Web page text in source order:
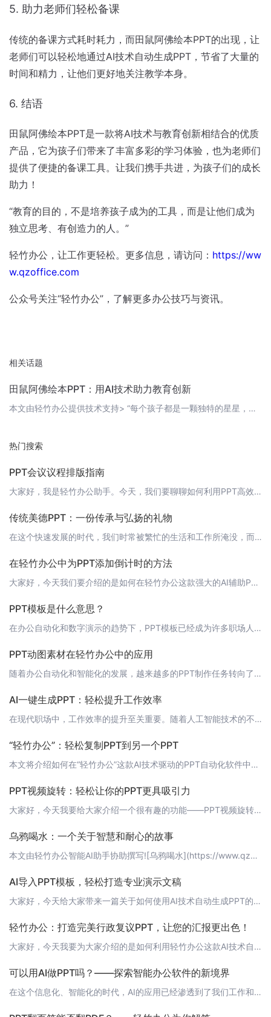
5. 助力老师们轻松备课
传统的备课方式耗时耗力，而田鼠阿佛绘本PPT的出现，让
老师们可以轻松地通过AI技术自动生成PPT，节省了大量的
时间和精力，让他们更好地关注教学本身。
6. 结语
田鼠阿佛绘本PPT是一款将AI技术与教育创新相结合的优质
产品，它为孩子们带来了丰富多彩的学习体验，也为老师们
提供了便捷的备课工具。让我们携手共进，为孩子们的成长
助力！
“教育的目的，不是培养孩子成为的工具，而是让他们成为
独立思考、有创造力的人。”
轻竹办公，让工作更轻松。更多信息，请访问： https://ww
w.qzoffice.com
公众号关注“轻竹办公”，了解更多办公技巧与资讯。
相关话题
田鼠阿佛绘本PPT：用AI技术助力教育创新
本文由轻竹办公提供技术支持> “每个孩子都是一颗独特的星星，教育就是让他们熠熠生辉。”绘本作为一种优秀的儿童读物，以其丰富的图文结合形式，深受孩子们的喜爱。今天，我们要为大家介绍一款全新的绘本PPT——田鼠阿佛绘本PPT，它将AI技术与教育创新相结合，为孩子们带来一场别开生面的视觉盛宴。 1. 田鼠阿佛绘本PPT简介田鼠阿佛绘本PPT是一款基于AI技术自动生成的绘本PPT，它以孩子们喜爱的田鼠阿佛
热门搜索
PPT会议议程排版指南
大家好，我是轻竹办公助手。今天，我们要聊聊如何利用PPT高效排版会议议程。掌握正确的议程排版技巧，不仅能提升会议的专业度，还能让参会者更容易跟上讨论节奏。接下来，我将带你一步步了解如何制作精美的会议议程PPT。 1. 设计模板首先，我们需要一个简洁明了的PPT模板。可以使用轻竹办公的AI设计助手，快速生成符合你需求的PPT模板。选择一个专业且具有清晰议程结构的模板，是提升会议效率的第一步。 2.
传统美德PPT：一份传承与弘扬的礼物
在这个快速发展的时代，我们时常被繁忙的生活和工作所淹没，而在这样的环境下，回顾并弘扬我们的传统美德显得尤为重要。今天，我想和大家分享一份特别的礼物——基于AI技术自动生成的“传统美德PPT”，让我们一起走进这个充满智慧和教益的世界。 1. 介绍“轻竹办公”是一款领先的AI办公自动化工具，能够帮助用户轻松生成各类PPT、报表等文件。今天，我们将运用轻竹办公的AI技术，为您打造一份富有创意和感染力的“
在轻竹办公中为PPT添加倒计时的方法
大家好，今天我们要介绍的是如何在轻竹办公这款强大的AI辅助PPT制作工具中添加一个简单而实用的功能——倒计时。在演讲或者会议中，倒计时功能可以帮助我们更好地控制时间，确保演讲内容在既定时间内完整呈现。 1. 打开轻竹办公首先，打开轻竹办公的客户端。如果你还没有安装，可以通过访问[轻竹办公官网](https://www.qzoffice.com)下载并安装。 2. 创建或打开PPT登录后，创建一个新
PPT模板是什么意思？
在办公自动化和数字演示的趋势下，PPT模板已经成为许多职场人士和学生的必备工具。本文将深入探讨PPT模板的定义、用途和重要性，并介绍如何使用“轻竹办公”这款AI软件来优化您的演示文稿制作流程。 什么是PPT模板？PPT模板是一种预先设计好的演示文稿框架，它包含了排版、颜色方案、字体样式、以及一些常用的设计元素（如图标、图表、图片等）。使用模板可以快速启动一个新的演示文稿，节省设计时间，保持整体风格
PPT动图素材在轻竹办公中的应用
随着办公自动化和智能化的发展，越来越多的PPT制作任务转向了AI辅助的工具。今天，我们要讲的就是一款非常出色的AI智能PPT制作工具 —— 轻竹办公。 什么是动图素材？动图素材是指那些具有动态效果的图片素材，它可以使PPT页面更加生动有趣，提高观众的兴趣和参与度。轻竹办公正是提供了大量的优质动图素材，帮助用户轻松制作出富有吸引力的PPT。 轻竹办公的优势轻竹办公利用先进的AI技术，能够自动生成PP
AI一键生成PPT：轻松提升工作效率
在现代职场中，工作效率的提升至关重要。随着人工智能技术的不断发展，许多繁琐的工作任务正逐渐被自动化工具所取代。今天，我们要为大家介绍一款能够自动生成PPT的AI工具——轻竹办公。 什么是轻竹办公？轻竹办公是一款基于人工智能技术的PPT自动化生成工具。通过简单的输入，AI将自动为您生成精美、专业的PPT，让您在短时间内完成演示文稿的制作。轻松应对各种商务、学术场合，让您的展示更加出色。 轻竹办公的优
“轻竹办公”：轻松复制PPT到另一个PPT
本文将介绍如何在“轻竹办公”这款AI技术驱动的PPT自动化软件中，实现将一个PPT复制到另一个PPT的功能。通过这个功能，用户可以更加高效地进行PPT的制作和整理。 操作步骤1. 打开“轻竹办公”软件，登录您的账户。2. 在左侧菜单中，选择“新建PPT”。3. 在右侧编辑区域，点击“插入”按钮，选择“新建幻灯片”。4. 在新建的幻灯片中，您可以自由地添加文本、图片、图表等元素，与常规PPT制作并无
PPT视频旋转：轻松让你的PPT更具吸引力
大家好，今天我要给大家介绍一个很有趣的功能——PPT视频旋转。这个功能可以让你的PPT更加生动有趣，让观众的注意力更加集中。现在，让我们一起来了解一下如何使用这个功能吧！ 1. 导入视频首先，在PPT中导入你想要旋转的视频。你可以直接点击“插入”菜单，选择“视频”，然后上传你的视频文件。 2. 选择视频旋转功能上传完成后，点击视频文件，在工具栏中找到“视频旋转”功能，点击进去。 3. 选择旋转方式
乌鸦喝水：一个关于智慧和耐心的故事
本文由轻竹办公智能AI助手协助撰写![乌鸦喝水](https://www.qzoffice.com/images/乌鸦喝水.png)很久很久以前，在一个炎热的夏天，一只口渴的乌鸦找到了一个装满水的水瓶。然而，水瓶里的水太低了，乌鸦的喙够不到水面。这该怎么办呢？乌鸦没有放弃，它开始想办法。它看到了瓶子旁边的石头，于是想出了一个主意。乌鸦开始一颗一颗地叼起石头，然后放进水瓶里。每放进一颗石头，水瓶里的
AI导入PPT模板，轻松打造专业演示文稿
大家好，今天给大家带来一篇关于如何使用AI技术自动生成PPT的文章。现在有很多办公工具可以帮助我们制作PPT，但是你听说过可以用AI技术自动生成PPT的软件吗？没错，就是[轻竹办公](https://www.qzoffice.com)！它是一款全新的办公神器，可以让我们轻松打造专业级的演示文稿。 AI导入PPT模板的原理轻竹办公利用先进的AI技术，通过对大量优秀PPT模板的分析和学习，实现了自动导
轻竹办公：打造完美行政复议PPT，让您的汇报更出色！
大家好，今天我要为大家介绍的是如何利用轻竹办公这款AI技术自动生成PPT的软件，打造一份出色的行政复议PPT，让您的汇报更精彩！行政复议PPT是行政复议工作中非常重要的一环，一份高质量的PPT不仅能帮助您更好地展示案件事实和证据，还能给领导和评审人员留下深刻的印象。而轻竹办公正是这样一款能够助您一臂之力的神器！ 轻松制作专业PPT轻竹办公拥有强大的AI技术，可以自动生成符合您需求的PPT，无需您手
可以用AI做PPT吗？——探索智能办公软件的新境界
在这个信息化、智能化的时代，AI的应用已经渗透到了我们工作和生活的方方面面。你是否曾经想过，复杂的PPT制作也能交给AI来完成呢？今天，就让我们一起来了解一下这款名为“轻竹办公”的软件，它是否能颠覆我们对PPT制作的认知。 一、AI时代的PPT制作在很多人的印象中，PPT制作是一个既费时又费力的工作。需要耗费大量的时间去寻找合适的模板、挑选图片、调整布局和配色等等。然而，随着AI技术的发展，这一切